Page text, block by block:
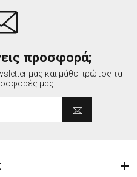
προσφορά;
μας και μάθε πρώτος τα
μας!